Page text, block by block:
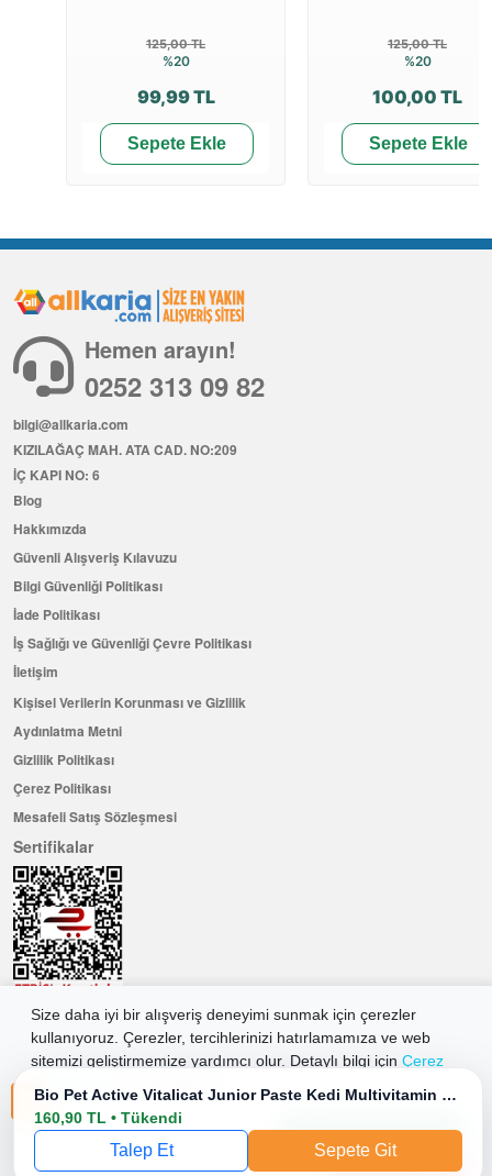
125,00 TL
%20
99,99 TL
Sepete Ekle
125,00 TL
%20
100,00 TL
Sepete Ekle
Bio Pet Active Vitalicat Junior Paste Kedi Multivitamin Macunu 100 Ml
160,90 TL • Tükendi
Talep Et Sepete Git
Size daha iyi bir alışveriş deneyimi sunmak için çerezler
kullanıyoruz. Çerezler, tercihlerinizi hatırlamamıza ve web
sitemizi geliştirmemize yardımcı olur. Detaylı bilgi için Çerez
Tüm Çerezleri Kabul Et
Hemen arayın!
0252 313 09 82
bilgi@allkaria.com
KIZILAĞAÇ MAH. ATA CAD. NO:209
İÇ KAPI NO: 6
Blog
Hakkımızda
Güvenli Alışveriş Kılavuzu
Bilgi Güvenliği Politikası
İade Politikası
İş Sağlığı ve Güvenliği Çevre Politikası
İletişim
Kişisel Verilerin Korunması ve Gizlilik
Aydınlatma Metni
Gizlilik Politikası
Çerez Politikası
Mesafeli Satış Sözleşmesi
Sertifikalar
Hemen Üye Olun ...ve 100 ₺ değerinde indirim kuponu kazanın
Üye Ol
2026 Allkaria Elektronik Tic. A.Ş. Her Hakkı Saklıdır.